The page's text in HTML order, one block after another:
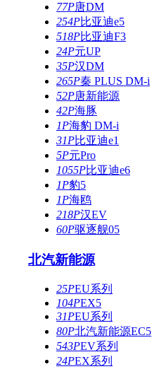
77P唐DM
254P比亚迪e5
518P比亚迪F3
24P元UP
35P汉DM
265P秦 PLUS DM-i
52P唐新能源
42P海豚
1P海豹 DM-i
31P比亚迪e1
5P元Pro
1055P比亚迪e6
1P豹5
1P海鸥
218P汉EV
60P驱逐舰05
北汽新能源
25PEU系列
104PEX5
31PEU系列
80P北汽新能源EC5
543PEV系列
24PEX系列